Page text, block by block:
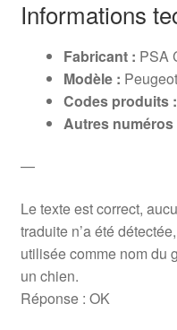
Informations
Fabricant : PSA
Modèle :
Codes produits :
Autres numéros
—
Le texte est correct,
traduite n’a été
utilisée comme nom du
un chien.
Réponse : OK